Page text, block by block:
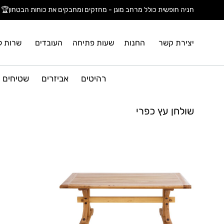
חניה חופשית כולל מרחב מוגן - מחזקים ומחבקים את כוחות הבטחון🏆
יצירת קשר החנות שעות פתיחה העובדים שרות
רהיטים אביזרים שטיחים
שולחן עץ כפרי